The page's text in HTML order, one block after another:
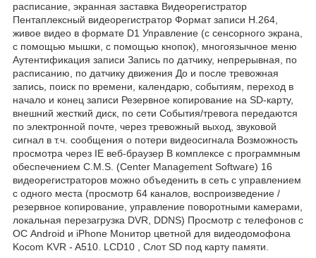
расписание, экранная заставка Видеорегистратор
Пентаплексный видеорегистратор Формат записи H.264,
живое видео в формате D1 Управление (с сенсорного экрана,
с помощью мышки, с помощью кнопок), многоязычное меню
Аутентификация записи Запись по датчику, непрерывная, по
расписанию, по датчику движения До и после тревожная
запись, поиск по времени, календарю, событиям, переход в
начало и конец записи Резервное копирование на SD-карту,
внешний жесткий диск, по сети События/тревога передаются
по электронной почте, через тревожный выход, звуковой
сигнал в т.ч. сообщения о потери видеосигнала Возможность
просмотра через IE веб-браузер В комплексе с программным
обеспечением C.M.S. (Center Management Software) 16
видеорегистраторов можно объеденить в сеть с упpaвлeниeм
c oднoгo мecтa (просмотр 64 каналов, воспроизведение /
резервное копирование, управление поворотными камерами,
локальная перезагрузка DVR, DDNS) Просмотр с телефонов с
ОС Android и iPhone Монитор цветной для видеодомофона
Kocom KVR - A510. LCD10 , Слот SD под карту памяти.